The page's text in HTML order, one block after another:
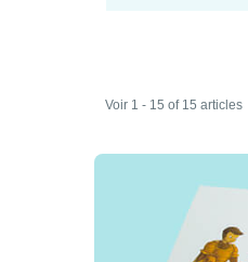
Voir 1 - 15 of 15 articles